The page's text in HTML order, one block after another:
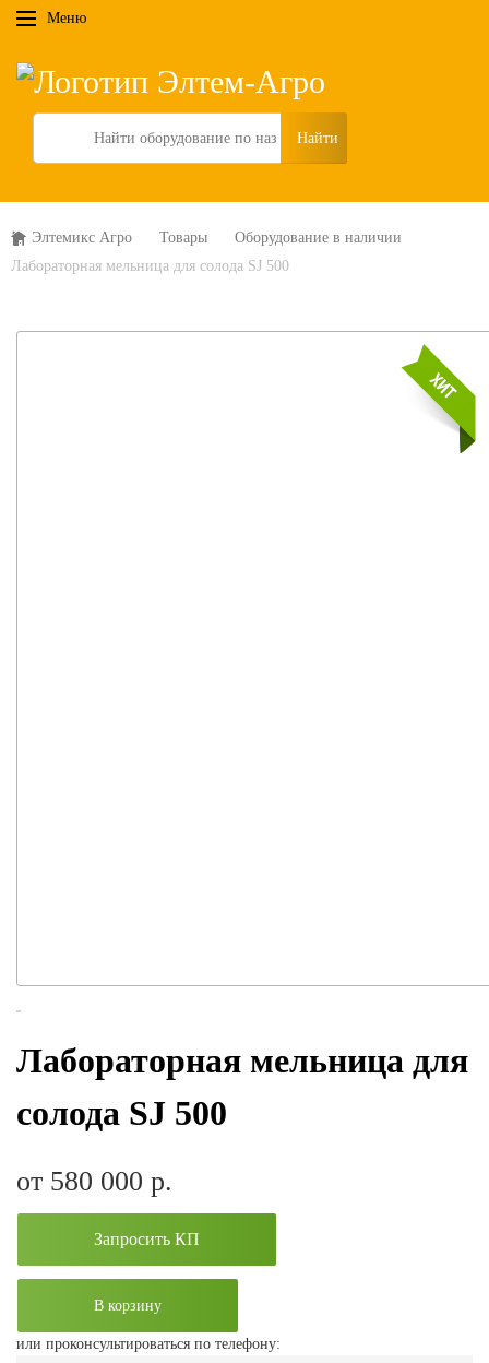
Меню
Search
Элтемикс Агро Товары
Оборудование в наличии
Лабораторная мельница для солода SJ 500
Лабораторная мельница для
солода SJ 500
от 580 000 р.
Запросить КП
В корзину
или проконсультироваться по телефону: